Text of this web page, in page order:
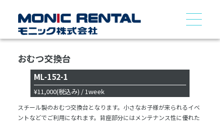
おむつ交換台
ML-152-1
¥11,000(税込み) / 1week
スチール製のおむつ交換台となります。小さなお子様が来られるイベ
ントなどでご利用になれます。背座部分にはメンテナンス性に優れた